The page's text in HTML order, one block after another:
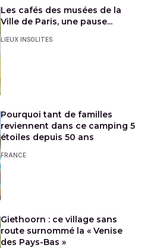
Les cafés des musées de la
Ville de Paris, une pause...
LIEUX INSOLITES
Pourquoi tant de familles
reviennent dans ce camping 5
étoiles depuis 50 ans
FRANCE
Giethoorn : ce village sans
route surnommé la « Venise
des Pays-Bas »